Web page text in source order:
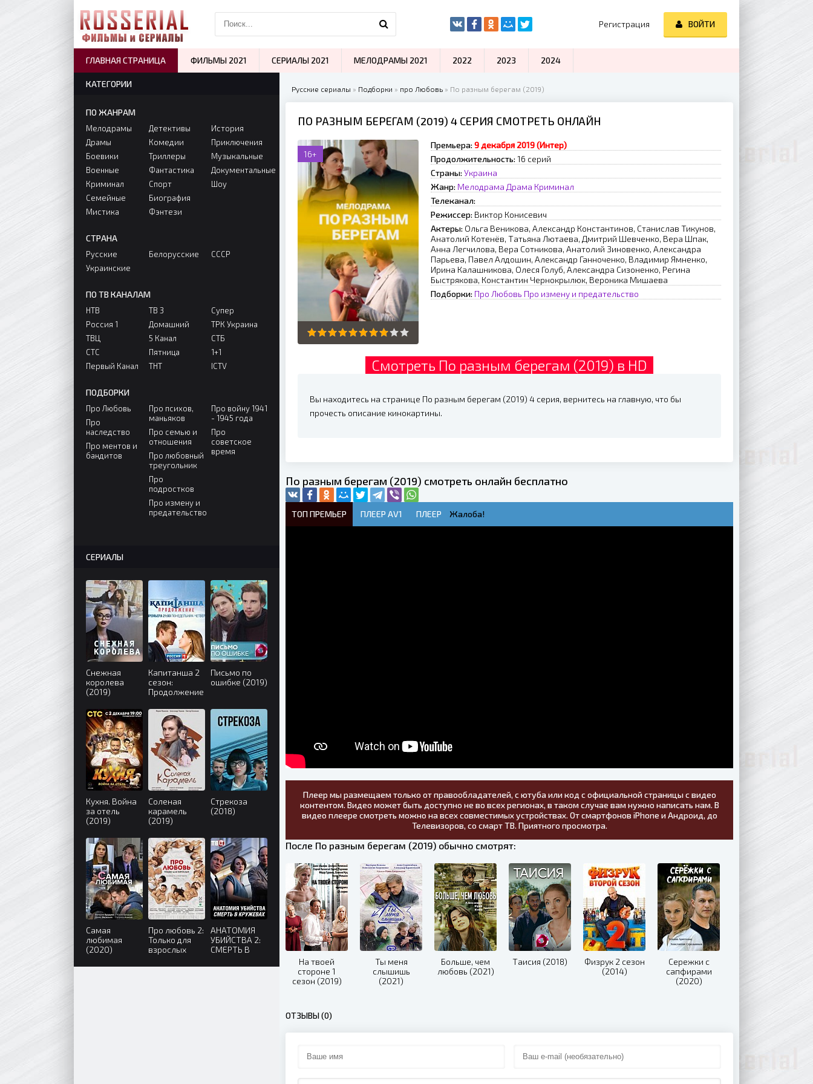
Русские сериалы » Подборки » про Любовь » По разным берегам (2019)
ПО РАЗНЫМ БЕРЕГАМ (2019) 4 СЕРИЯ СМОТРЕТЬ ОНЛАЙН
16+
Премьера: 9 декабря 2019 (Интер)
Продолжительность: 16 серий
Страны: Украина
Жанр: Мелодрама Драма Криминал
Телеканал:
Режиссер: Виктор Конисевич
Актеры: Ольга Веникова, Александр Константинов, Станислав Тикунов,
Анатолий Котенёв, Татьяна Лютаева, Дмитрий Шевченко, Вера Шпак,
Анна Легчилова, Вера Сотникова, Анатолий Зиновенко, Александра
Парьева, Павел Алдошин, Александр Ганноченко, Владимир Ямненко,
Ирина Калашникова, Олеся Голуб, Александра Сизоненко, Регина
Быстрякова, Константин Чернокрылюк, Вероника Мишаева
Подборки: Про Любовь Про измену и предательство
Смотреть По разным берегам (2019) в HD
Вы находитесь на странице По разным берегам (2019) 4 серия, вернитесь на главную, что бы
прочесть описание кинокартины.
По разным берегам (2019) смотреть онлайн бесплатно
ТОП ПРЕМЬЕР ПЛЕЕР AV1 ПЛЕЕР Жалоба!
Плеер мы размещаем только от правообладателей, с ютуба или код с официальной страницы с видео
контентом. Видео может быть доступно не во всех регионах, в таком случае вам нужно написать нам. В
видео плеере смотреть можно на всех совместимых устройствах. От смартфонов iPhone и Андроид, до
Телевизоров, со смарт ТВ. Приятного просмотра.
После По разным берегам (2019) обычно смотрят:
На твоей
стороне 1
сезон (2019)
Ты меня
слышишь
(2021)
Больше, чем
любовь (2021)
Таисия (2018)
Физрук 2 сезон
(2014)
Сережки с
сапфирами
(2020)
ОТЗЫВЫ (0)
КАТЕГОРИИ
ПО ЖАНРАМ
Мелодрамы
Драмы
Боевики
Военные
Криминал
Семейные
Мистика
Детективы
Комедии
Триллеры
Фантастика
Спорт
Биография
Фэнтези
История
Приключения
Музыкальные
Документальные
Шоу
СТРАНА
Русские
Украинские
Белорусские СССР
ПО ТВ КАНАЛАМ
НТВ
Россия 1
ТВЦ
СТС
Первый Канал
ТВ 3
Домашний
5 Канал
Пятница
ТНТ
Супер
ТРК Украина
СТБ
1+1
ICTV
ПОДБОРКИ
Про Любовь
Про
наследство
Про ментов и
бандитов
Про психов,
маньяков
Про семью и
отношения
Про любовный
треугольник
Про
подростков
Про измену и
предательство
Про войну 1941
- 1945 года
Про
советское
время
СЕРИАЛЫ
Снежная
королева
(2019)
Капитанша 2
сезон:
Продолжение
Письмо по
ошибке (2019)
Кухня. Война
за отель
(2019)
Соленая
карамель
(2019)
Стрекоза
(2018)
Самая
любимая
(2020)
Про любовь 2:
Только для
взрослых
АНАТОМИЯ
УБИЙСТВА 2:
СМЕРТЬ В
(2019)
Регистрация ВОЙТИ
ГЛАВНАЯ СТРАНИЦА ФИЛЬМЫ 2021 СЕРИАЛЫ 2021 МЕЛОДРАМЫ 2021 2022 2023 2024